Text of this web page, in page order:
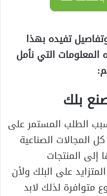
تفيده بهذا
المعلومات التي نأمل
بلك
الطلب المستمر على
المجالات الصناعية
إلى المنتجات
على البلك ولأن
متوافرة لذلك لابد